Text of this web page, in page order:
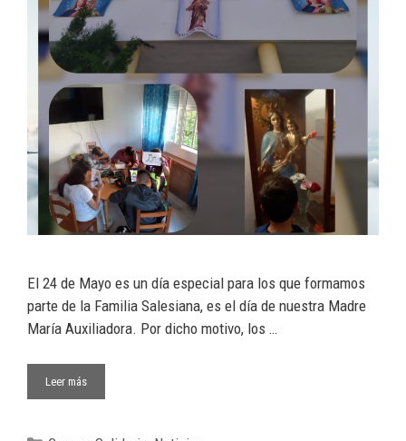
El 24 de Mayo es un día especial para los que formamos
parte de la Familia Salesiana, es el día de nuestra Madre
María Auxiliadora. Por dicho motivo, los …
Leer más